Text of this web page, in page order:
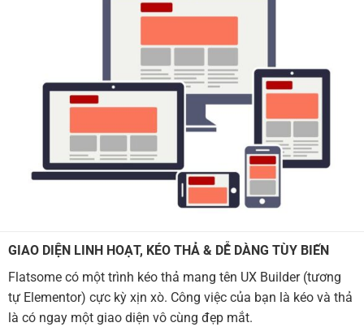
GIAO DIỆN LINH HOẠT, KÉO THẢ & DỄ DÀNG TÙY BIẾN
Flatsome có một trình kéo thả mang tên UX Builder (tương
tự Elementor) cực kỳ xịn xò. Công việc của bạn là kéo và thả
là có ngay một giao diện vô cùng đẹp mắt.